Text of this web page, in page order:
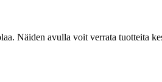
Näiden avulla voit verrata tuotteita